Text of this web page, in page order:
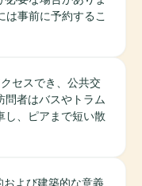
は事前に予約するこ
セスでき、公共交
問者はバスやトラム
し、ピアまで短い散
よび建築的な意義